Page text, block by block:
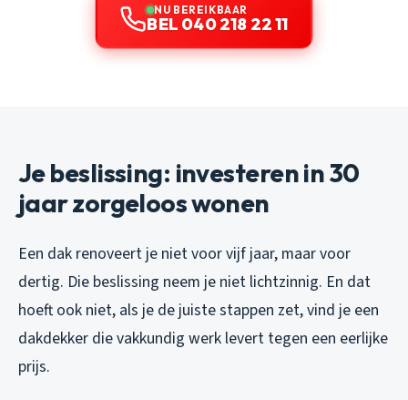
NU BEREIKBAAR
BEL 040 218 22 11
Je beslissing: investeren in 30
jaar zorgeloos wonen
Een dak renoveert je niet voor vijf jaar, maar voor
dertig. Die beslissing neem je niet lichtzinnig. En dat
hoeft ook niet, als je de juiste stappen zet, vind je een
dakdekker die vakkundig werk levert tegen een eerlijke
prijs.